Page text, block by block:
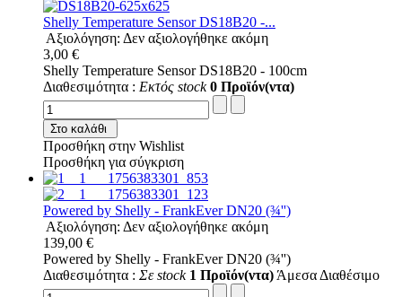
Shelly Temperature Sensor DS18B20 -...
Αξιολόγηση: Δεν αξιολογήθηκε ακόμη
3,00 €
Shelly Temperature Sensor DS18B20 - 100cm
Διαθεσιμότητα : Εκτός stock 0 Προϊόν(ντα)
Στο καλάθι
Προσθήκη στην Wishlist
Προσθήκη για σύγκριση
Powered by Shelly - FrankEver DN20 (¾'')
Αξιολόγηση: Δεν αξιολογήθηκε ακόμη
139,00 €
Powered by Shelly - FrankEver DN20 (¾'')
Διαθεσιμότητα : Σε stock 1 Προϊόν(ντα) Άμεσα Διαθέσιμο